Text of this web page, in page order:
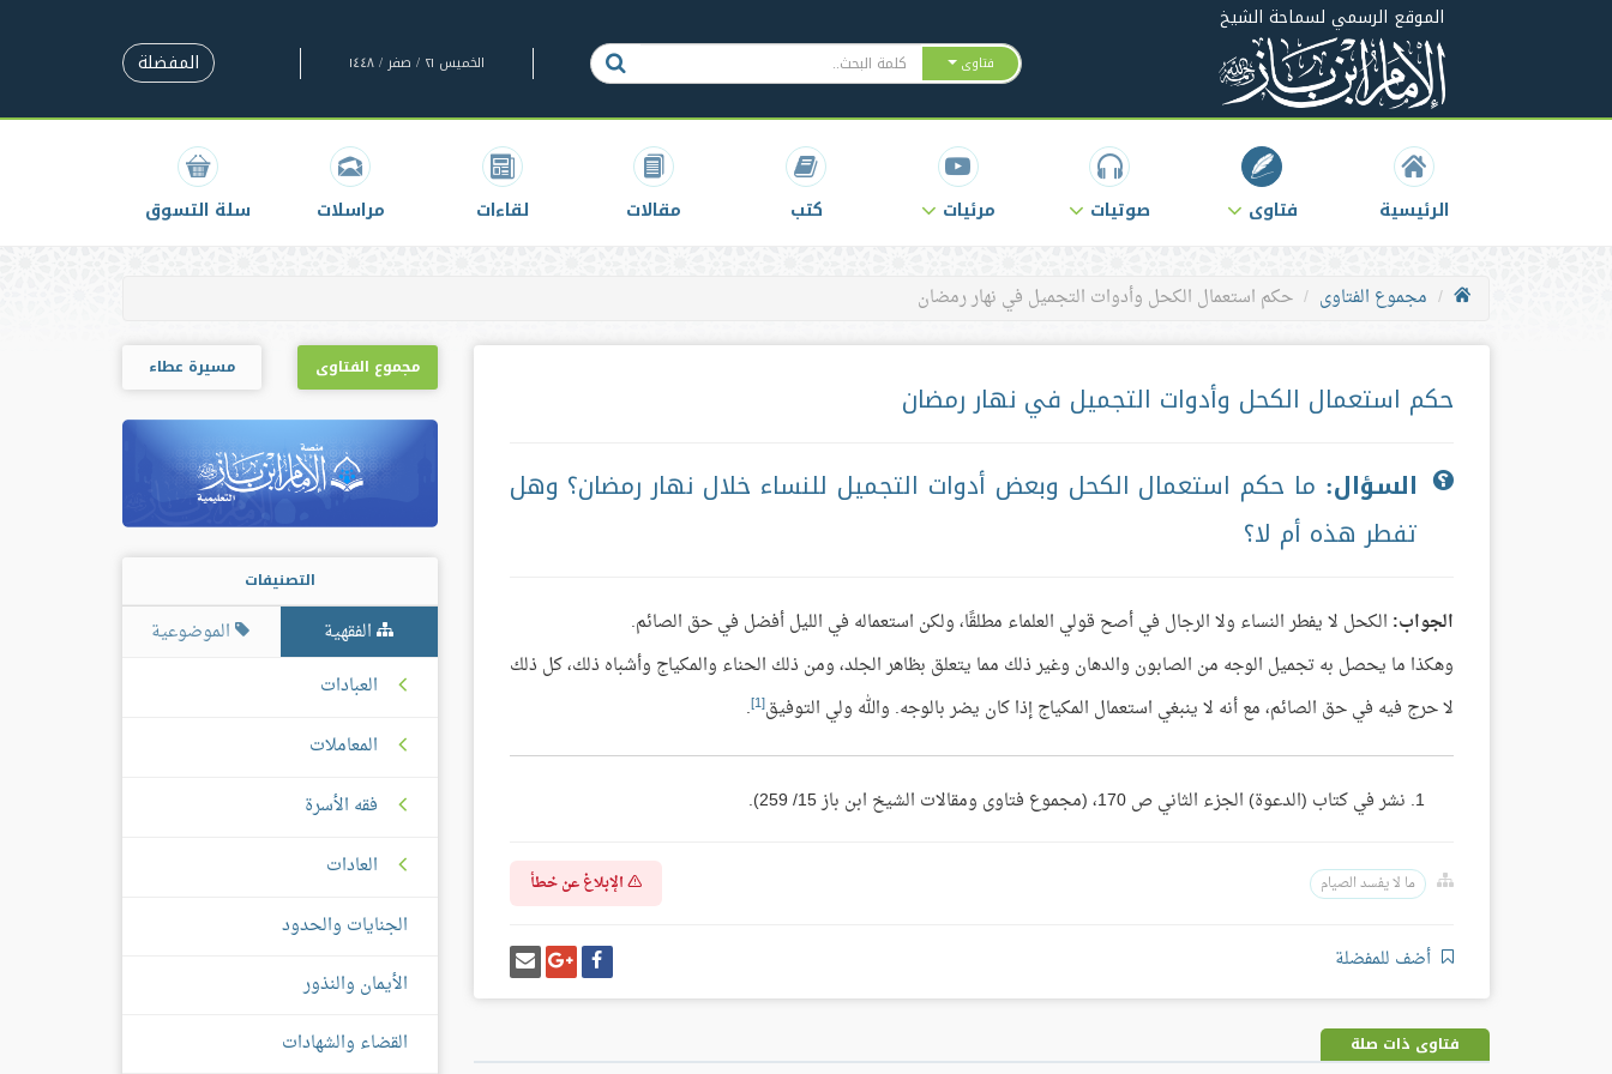
الموقع الرسمي لسماحة الشيخ
فتاوى الخميس ٢١ / صفر / ١٤٤٨ المفضلة
الرئيسية فتاوى صوتيات مرئيات كتب مقالات لقاءات مراسلات سلة التسوق
مجموع الفتاوى حكم استعمال الكحل وأدوات التجميل في نهار رمضان
حكم استعمال الكحل وأدوات التجميل في نهار رمضان
السؤال: ما حكم استعمال الكحل وبعض أدوات التجميل للنساء خلال نهار رمضان؟ وهل
تفطر هذه أم لا؟
الجواب: الكحل لا يفطر النساء ولا الرجال في أصح قولي العلماء مطلقًا، ولكن استعماله في الليل أفضل في حق الصائم.
وهكذا ما يحصل به تجميل الوجه من الصابون والدهان وغير ذلك مما يتعلق بظاهر الجلد، ومن ذلك الحناء والمكياج وأشباه ذلك، كل ذلك
لا حرج فيه في حق الصائم، مع أنه لا ينبغي استعمال المكياج إذا كان يضر بالوجه. والله ولي التوفيق[1]
.
نشر في كتاب (الدعوة) الجزء الثاني ص 170، (مجموع فتاوى ومقالات الشيخ ابن باز 15/ 259).
ما لا يفسد الصيام الإبلاغ عن خطأ
أضف للمفضلة شارك
على
فيسبوك
شارك
على
غوغل
بلس
إرسل
إيميل
فتاوى ذات صلة
مجموع الفتاوى مسيرة عطاء
التصنيفات
الفقهية
الموضوعية
العبادات
المعاملات
فقه الأسرة
العادات
الجنايات والحدود
الأيمان والنذور
القضاء والشهادات